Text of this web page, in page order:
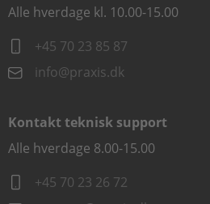
Alle hverdage kl. 10.00-15.00
+45 70 23 85 87
info@praxis.dk
Kontakt teknisk support
Alle hverdage 8.00-15.00
+45 70 23 26 72